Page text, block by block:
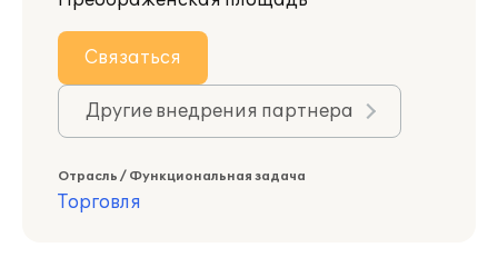
Связаться
Другие внедрения партнера
Отрасль / Функциональная задача
Торговля